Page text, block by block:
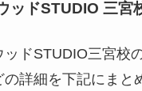
ッドSTUDIO 三宮
ッドSTUDIO三宮校
詳細を下記にまと